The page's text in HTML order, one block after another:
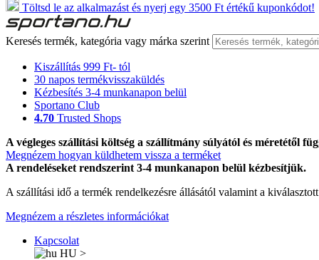
Töltsd le az alkalmazást és nyerj egy 3500 Ft értékű kuponkódot!
Keresés termék, kategória vagy márka szerint
Kiszállítás 999 Ft- tól
30 napos termékvisszaküldés
Kézbesítés 3-4 munkanapon belül
Sportano Club
4.70 Trusted Shops
A végleges szállítási költség a szállítmány súlyától és méretétől
Megnézem hogyan küldhetem vissza a terméket
A rendeléseket rendszerint 3-4 munkanapon belül kézbesítjük.
A szállítási idő a termék rendelkezésre állásától valamint a
Megnézem a részletes információkat
Kapcsolat
HU >